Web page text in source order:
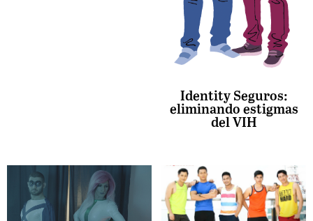
Identity Seguros:
eliminando estigmas
del VIH